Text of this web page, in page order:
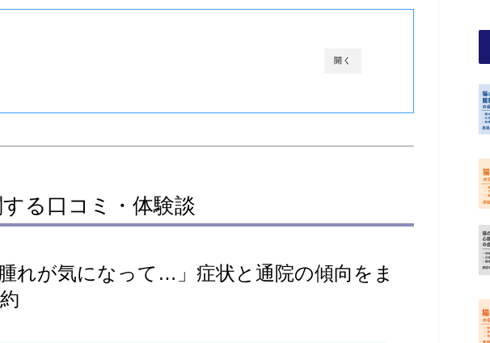
開く
る口コミ・体験談
腫れが気になって…」症状と通院の傾向をま